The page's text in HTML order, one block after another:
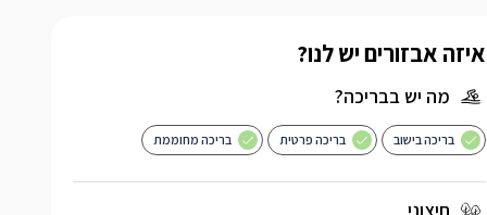
איזה אבזורים יש לנו?
מה יש בבריכה?
בריכה בישוב בריכה פרטית בריכה מחוממת
חיצוני